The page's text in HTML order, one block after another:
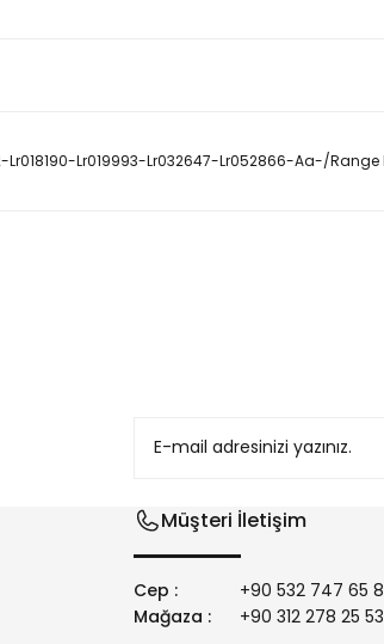
Lr018190-Lr019993-Lr032647-Lr052866-Aa-/Range
Müşteri İletişim
Cep :
+90 532 747 65
Mağaza :
+90 312 278 25 53